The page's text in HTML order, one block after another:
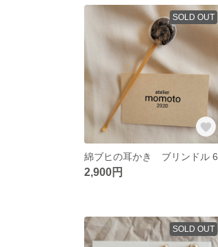
SOLD OUT
綿ブヒの耳かき ブリンドル 6
2,900円
SOLD OUT